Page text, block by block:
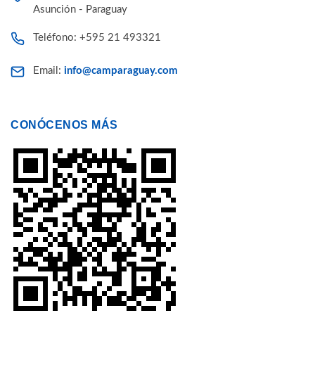
Asunción - Paraguay
Teléfono: +595 21 493321
Email: info@camparaguay.com
CONÓCENOS MÁS